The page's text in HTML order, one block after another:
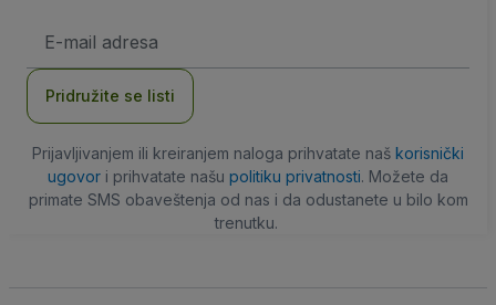
mail
Pridružite se listi
Prijavljivanjem ili kreiranjem naloga prihvatate naš korisnički
ugovor i prihvatate našu politiku privatnosti. Možete da
primate SMS obaveštenja od nas i da odustanete u bilo kom
trenutku.